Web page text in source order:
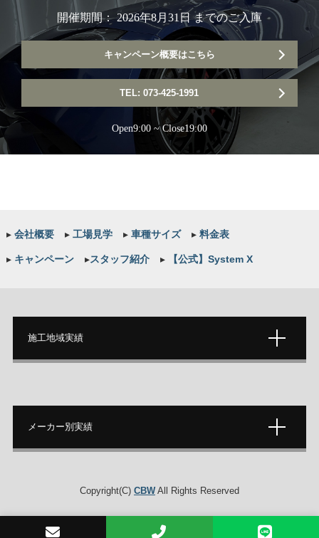
開催期間： 2026年8月31日 までのご入庫
キャンペーン概要はこちら
TEL: 073-425-1991
Open9:00 ~ Close19:00
▸会社概要 ▸工場見学 ▸車種サイズ ▸料金表
▸キャンペーン ▸スタッフ紹介 ▸【公式】System X
施工地域実績
メーカー別実績
Copyright(C) CBWAll Rights Reserved